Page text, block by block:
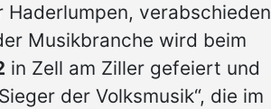
verabschieden
Musikbranche wird beim
in Zell am Ziller gefeiert und
der Volksmusik“, die im